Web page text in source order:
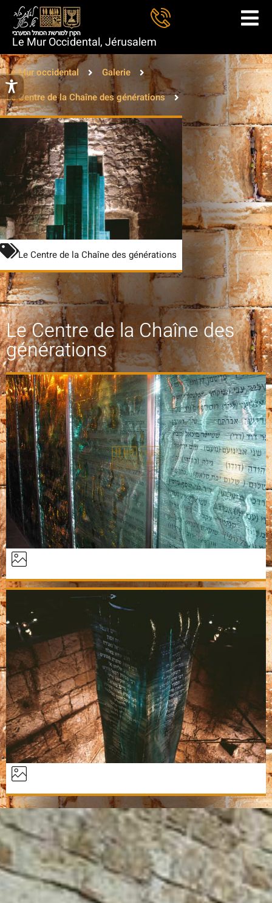
Le Mur Occidental, Jérusalem
Le Mur occidental
Galerie
Le Centre de la Chaîne des générations
Le Centre de la Chaîne des générations
Le Centre de la Chaîne des
générations